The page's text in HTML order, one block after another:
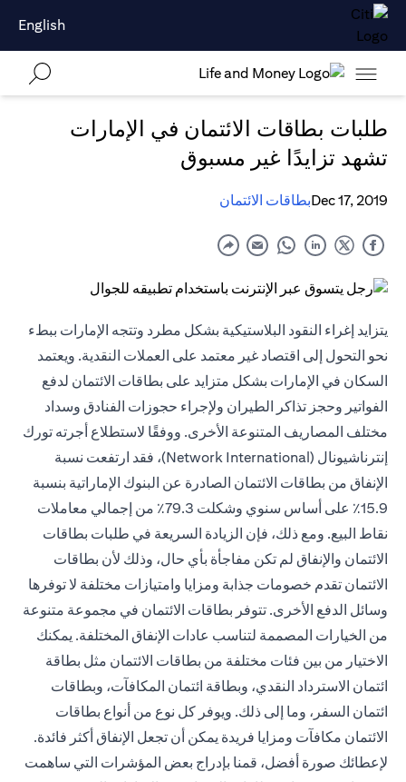
English
طلبات بطاقات الائتمان في الإمارات
تشهد تزايدًا غير مسبوق
Dec 17, 2019بطاقات الائتمان
يتزايد إغراء النقود البلاستيكية بشكل مطرد وتتجه الإمارات ببطء
نحو التحول إلى اقتصاد غير معتمد على العملات النقدية. ويعتمد
السكان في الإمارات بشكل متزايد على بطاقات الائتمان لدفع
الفواتير وحجز تذاكر الطيران ولإجراء حجوزات الفنادق وسداد
مختلف المصاريف المتنوعة الأخرى. ووفقًا لاستطلاع أجرته تورك
إنترناشيونال (Network International)، فقد ارتفعت نسبة
الإنفاق من بطاقات الائتمان الصادرة عن البنوك الإماراتية بنسبة
15.9٪ على أساس سنوي وشكلت 79.3٪ من إجمالي معاملات
نقاط البيع. ومع ذلك، فإن الزيادة السريعة في طلبات بطاقات
الائتمان والإنفاق لم تكن مفاجأة بأي حال، وذلك لأن بطاقات
الائتمان تقدم خصومات جذابة ومزايا وامتيازات مختلفة لا توفرها
وسائل الدفع الأخرى. تتوفر بطاقات الائتمان في مجموعة متنوعة
من الخيارات المصممة لتناسب عادات الإنفاق المختلفة. يمكنك
الاختيار من بين فئات مختلفة من بطاقات الائتمان مثل بطاقة
ائتمان الاسترداد النقدي، وبطاقة ائتمان المكافآت، وبطاقات
ائتمان السفر، وما إلى ذلك. ويوفر كل نوع من أنواع بطاقات
الائتمان مكافآت ومزايا فريدة يمكن أن تجعل الإنفاق أكثر فائدة.
لإعطائك صورة أفضل، قمنا بإدراج بعض المؤشرات التي ساهمت